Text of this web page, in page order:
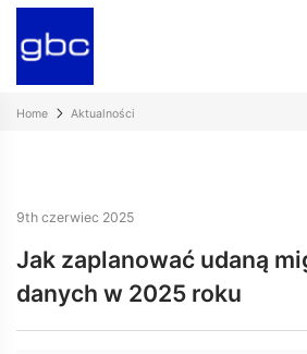
Home Aktualności
9th czerwiec 2025
Jak zaplanować udaną
danych w 2025 roku